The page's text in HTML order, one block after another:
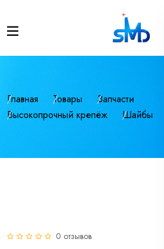
Главная Товары
Запчасти
Высокопрочный крепёж
Шайбы
0 отзывов